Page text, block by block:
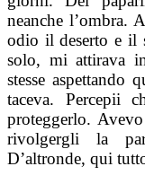
neanche l’ombra.
odio il deserto e il
solo, mi attirava
stesse aspettando
taceva. Percepii
proteggerlo.
rivolgergli la
D’altronde, qui